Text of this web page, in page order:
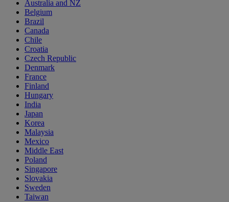
Australia and NZ
Belgium
Brazil
Canada
Chile
Croatia
Czech Republic
Denmark
France
Finland
Hungary
India
Japan
Korea
Malaysia
Mexico
Middle East
Poland
Singapore
Slovakia
Sweden
Taiwan